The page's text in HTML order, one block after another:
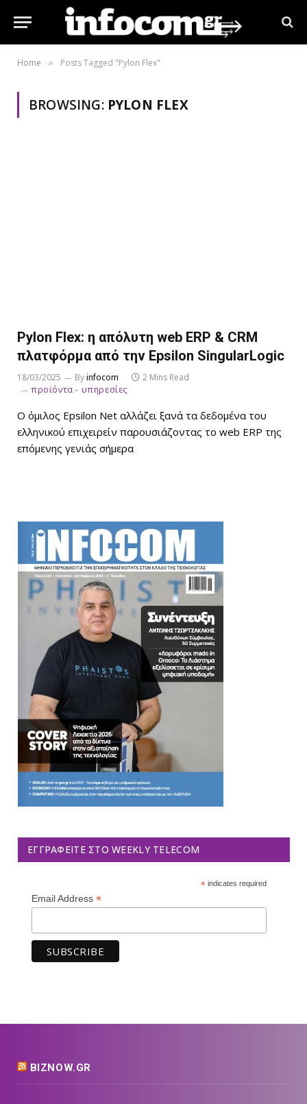
Home » Posts Tagged "Pylon Flex"
BROWSING: PYLON FLEX
Pylon Flex: η απόλυτη web ERP & CRM
πλατφόρμα από την Epsilon SingularLogic
18/03/2025 Byinfocom
2 Mins Read
προϊόντα - υπηρεσίες
Ο όμιλος Epsilon Net αλλάζει ξανά τα δεδομένα του
ελληνικού επιχειρείν παρουσιάζοντας το web ERP της
επόμενης γενιάς σήμερα
ΕΓΓΡΑΦΕΊΤΕ ΣΤΟ WEEKLY TELECOM
*indicates required
Email Address *
BIZNOW.GR